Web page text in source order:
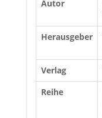
Autor
Herausgeber
Verlag
Reihe